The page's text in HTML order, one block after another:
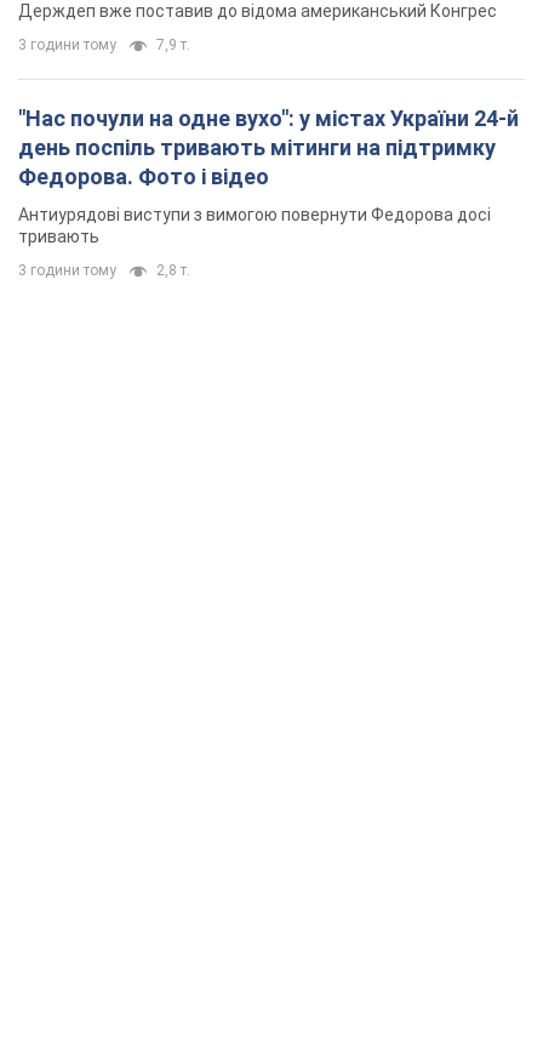
Держдеп вже поставив до відома американський Конгрес
3 години тому 7,9 т.
"Нас почули на одне вухо": у містах України 24-й
день поспіль тривають мітинги на підтримку
Федорова. Фото і відео
Антиурядові виступи з вимогою повернути Федорова досі
тривають
3 години тому 2,8 т.